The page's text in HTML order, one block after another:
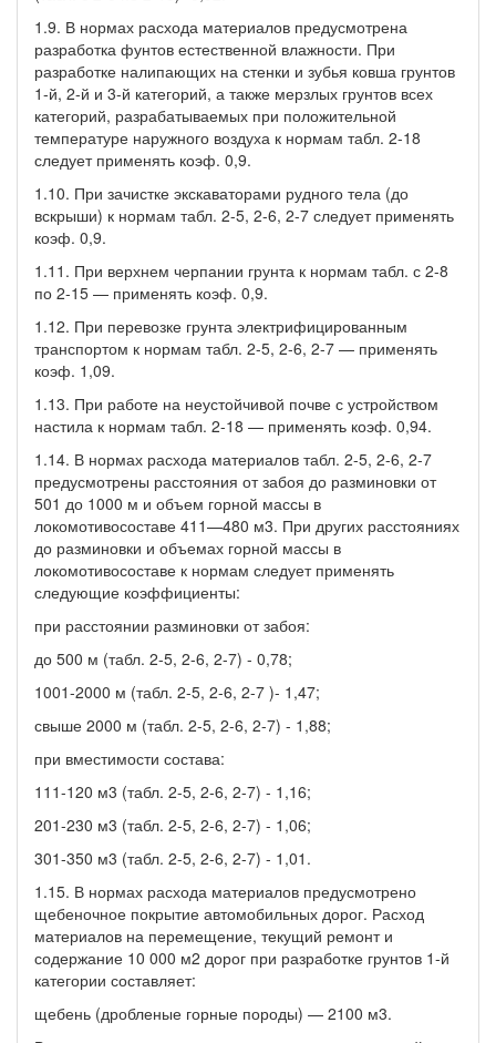
1.9. В нормах расхода материалов предусмотрена
разработка фунтов естественной влажности. При
разработке налипающих на стенки и зубья ковша грунтов
1-й, 2-й и 3-й категорий, а также мерзлых грунтов всех
категорий, разрабатываемых при положительной
температуре наружного воздуха к нормам табл. 2-18
следует применять коэф. 0,9.
1.10. При зачистке экскаваторами рудного тела (до
вскрыши) к нормам табл. 2-5, 2-6, 2-7 следует применять
коэф. 0,9.
1.11. При верхнем черпании грунта к нормам табл. с 2-8
по 2-15 — применять коэф. 0,9.
1.12. При перевозке грунта электрифицированным
транспортом к нормам табл. 2-5, 2-6, 2-7 — применять
коэф. 1,09.
1.13. При работе на неустойчивой почве с устройством
настила к нормам табл. 2-18 — применять коэф. 0,94.
1.14. В нормах расхода материалов табл. 2-5, 2-6, 2-7
предусмотрены расстояния от забоя до разминовки от
501 до 1000 м и объем горной массы в
локомотивосоставе 411—480 м3. При других расстояниях
до разминовки и объемах горной массы в
локомотивосоставе к нормам следует применять
следующие коэффициенты:
при расстоянии разминовки от забоя:
до 500 м (табл. 2-5, 2-6, 2-7) - 0,78;
1001-2000 м (табл. 2-5, 2-6, 2-7 )- 1,47;
свыше 2000 м (табл. 2-5, 2-6, 2-7) - 1,88;
при вместимости состава:
111-120 м3 (табл. 2-5, 2-6, 2-7) - 1,16;
201-230 м3 (табл. 2-5, 2-6, 2-7) - 1,06;
301-350 м3 (табл. 2-5, 2-6, 2-7) - 1,01.
1.15. В нормах расхода материалов предусмотрено
щебеночное покрытие автомобильных дорог. Расход
материалов на перемещение, текущий ремонт и
содержание 10 000 м2 дорог при разработке грунтов 1-й
категории составляет:
щебень (дробленые горные породы) — 2100 м3.